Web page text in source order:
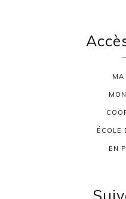
MA
ÉCOLE
EN